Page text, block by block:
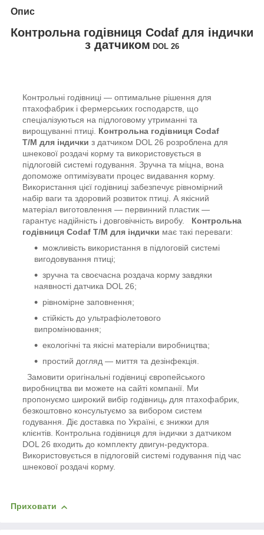
Опис
Контрольна годівниця Codaf для індички
з датчиком DOL 26
Контрольні годівниці — оптимальне рішення для
птахофабрик і фермерських господарств, що
спеціалізуються на підлоговому утриманні та
вирощуванні птиці. Контрольна годівниця Codaf
T/M для індички з датчиком DOL 26 розроблена для
шнекової роздачі корму та використовується в
підлоговій системі годування. Зручна та міцна, вона
допоможе оптимізувати процес видавання корму.
Використання цієї годівниці забезпечує рівномірний
набір ваги та здоровий розвиток птиці. А якісний
матеріал виготовлення — первинний пластик —
гарантує надійність і довговічність виробу. Контрольна
годівниця Codaf T/M для індички має такі переваги:
можливість використання в підлоговій системі
вигодовування птиці;
зручна та своєчасна роздача корму завдяки
наявності датчика DOL 26;
рівномірне заповнення;
стійкість до ультрафіолетового
випромінювання;
екологічні та якісні матеріали виробництва;
простий догляд — миття та дезінфекція.
Замовити оригінальні годівниці європейського
виробництва ви можете на сайті компанії. Ми
пропонуємо широкий вибір годівниць для птахофабрик,
безкоштовно консультуємо за вибором систем
годування. Діє доставка по Україні, є знижки для
клієнтів. Контрольна годівниця для індички з датчиком
DOL 26 входить до комплекту двигун-редуктора.
Використовується в підлоговій системі годування під час
шнекової роздачі корму.
Приховати